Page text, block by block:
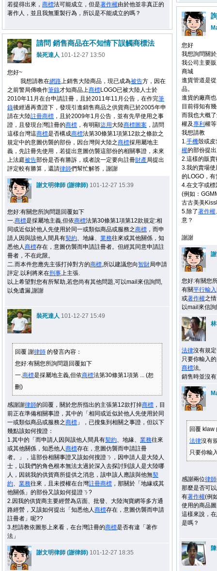
若提得出來， 商標法可能成立，但是著作權由於他並非真正的
著作人，並且我無重製行為，所以是不能成立的嗎？
您好
我想詢問關於
我公司主要
商城
進貨管道是
品。
進貨的廠商
目前得知有
而我也大概
權及專利 權
我想請教
1.手機殼或皮
權的部份提
2.這樣的販
3.我的賣場
的LOGO，有
4.在文字或
(例如：
古古美美
5.除了著作權
意？
謝謝
您好:有關您
有關平行輸入
或著作權之
以mail來信
法律沒有規
只要你輸入
商標法,
銷售時並沒
回覆 klaw
法律沒有
只要你輸
感謝兩位律師
那麼是否可
有著作權(例
使用的商品
這樣來說，在
是嗎？
請問 銷售商品在不知情下誤觸商標法
裝死達人 101-12-27 13:50
您好~
我想請教在網路上銷售大陸商品，現已成為被告方，因在
之前警局傳喚作筆錄才知商品上商標LOGO已被大陸人士於
2010年11月在台申請註冊，且於2011年11月公告，在作完筆
錄後經過再查證下，發現引進銷售商品之供貨商已於2005年申
請在大陸註冊商標 ，且於2009年1月公告，並有先早使用之事
證，且發現台灣註冊的商標 ，有明顯盜用大陸商標圖案 ，請問
這樣台灣這商標是否構成商標法第30條第1項第12款之條款之
規定中的意圖仿襲的部份，因台灣與大陸之商標採用屬地主
義，先註冊先使用，若提出意圖仿襲這部份的相關事證，未來
上法庭被告部份是否有勝訴，或者說一定要向註冊財產局提出
評定較有勝算，還請律師們幫忙解答，謝謝
謝文明律師 (謝律師) 101-12-27 15:39
您好:有關您所詢問題回覆如下
一.商標是採屬地主義,但依商標法第30條第1項第12款規定:相
同或近似於他人先使用於同一或類似商品或服務之商標 ，而申
請人因與該他人間具有契約、地緣、 業務往來或其他關係，知
悉他人商標存在，意圖仿襲而申請註冊者。但經其同意申請註
冊者，不在此限。
二.而本件您應先主張打掉對方的商標,所以建議您向智財局申請
評定.以利將來在刑事上主張.
以上希望對您有所幫助,若您尚有其他問題,可以mail來信詢問,
以免遺漏,謝謝
裝死達人 101-12-27 15:49
回覆 謝律師 的發言內容：
您好:有關您所詢問題回覆如下
一.商標是採屬地主義,但依商標法第30條第1項第 ... (恕
刪)
感謝謝律師的回覆，關於您所指出的主張第12款打掉商標 ，目
前正在準備相關事證，其中的「相同或近似於他人先使用於同
一或類似商品或服務之商標 」，已搜集到相關之事證，但以下
幾點該如何搜證：
1.其中的「而申請人因與該他人間具有契約、地緣、 業務往來
或其他關係，知悉他人商標存在，意圖仿襲而申請註冊
者。」，這部份相關事證又該如何搜證ㄋ，因申請人是大陸人
士，以我們的角色根本無法太過於深入去探討到該人是大陸哪
人，因就我的供貨商所提供之消息，該申該人應該與他無契
約、 業務往來，且未授權在台灣註冊商標 ，那關於「地緣或其
他關係」的部份又該如何提證ㄋ?
2.因我的供貨商主要經營為店面、批發、大陸淘寶網等多方通
路經營，又該如何提出「知悉他人商標存在，意圖仿襲而申請
註冊者」呢??
3.想請教依圖形上來看，在台灣註冊的商標是否有違「著作
法」
謝文明律師 (謝律師) 101-12-27 18:35